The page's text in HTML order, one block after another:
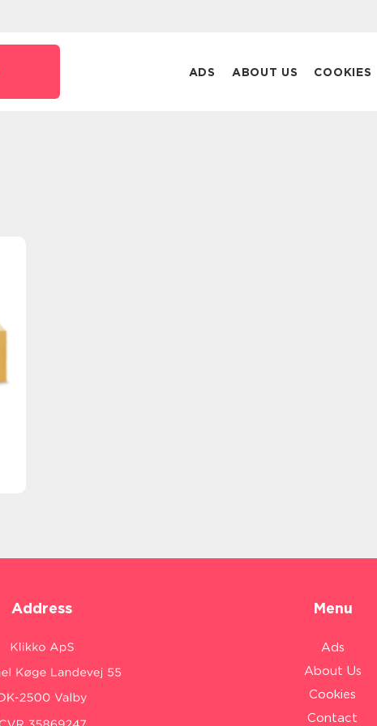
ADS ABOUT US COOKIES
Address Menu
Ads
About Us
Cookies
Contact